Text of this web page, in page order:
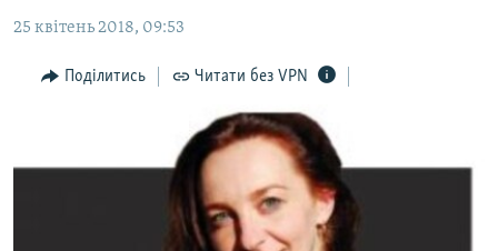
основної
Перейти
БЛОГИ
ПОГЛЯД
ЯК ОБІЙТИ БЛОКУВАННЯ
25 квітень 2018, 09:53
Поділитись Читати без VPN